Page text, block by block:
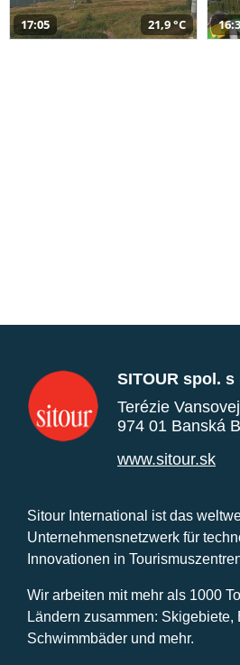
17:05 21,9 °C
SITOUR spol. s
Terézie
974 01 Banská
www.sitour.sk
Sitour International ist das
Unternehmensnetzwerk für
Innovationen in
Wir arbeiten mit mehr als 1000
Ländern zusammen: Skigebiete,
Schwimmbäder und mehr.